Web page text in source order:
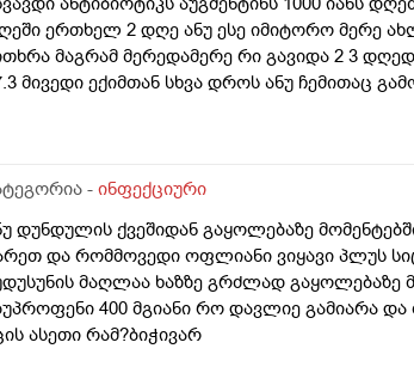
ერთხელ 2 დღე ანუ ესე იმიტორო მერე
მაგრამ მერედამერე რი გავიდა 2 3
მივედი ექიმთან სხვა დროს ანუ ჩემითაც
ხმაარ მოდისო შეიძლება ნახველი
სიარულზე იფლიანობა საშინელი და
მშრალი დავწექი მონაცვლეობით
ნეკნების ადგილებში. და დამინიშნა ამ
ესედა ესეა ვიღებდი ანტიბიოტიკებსი
... და ამდროს რიცა წინა
ტაბლეტი (მიკოსისტი
- ინფექციური
დუნდულის ქვეშიდან გაყოლებაზე
და რომმოვედი ოფლიანი ვიყავი პლუს
მაღლაა ხაზზე გრძლად გაყოლებაზე
400 მგიანი რო დავლიე გამიარა
ასეთი რამ?ბიჭივარ